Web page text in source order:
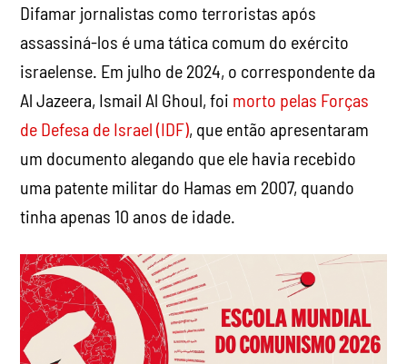
Difamar jornalistas como terroristas após
assassiná-los é uma tática comum do exército
israelense. Em julho de 2024, o correspondente da
Al Jazeera, Ismail Al Ghoul, foi morto pelas Forças
de Defesa de Israel (IDF), que então apresentaram
um documento alegando que ele havia recebido
uma patente militar do Hamas em 2007, quando
tinha apenas 10 anos de idade.